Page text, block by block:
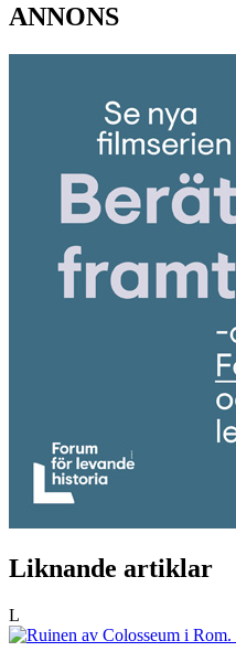
ANNONS
Liknande artiklar
L